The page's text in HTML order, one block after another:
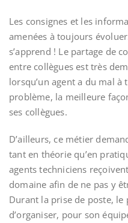
Les consignes et les
amenées à toujours
s’apprend ! Le partage de
entre collègues est très
lorsqu’un agent a du mal à
problème, la meilleure
ses collègues.
D’ailleurs, ce métier
tant en théorie qu’en
agents techniciens
domaine afin de ne pas y
Durant la prise de poste, le
d’organiser, pour son